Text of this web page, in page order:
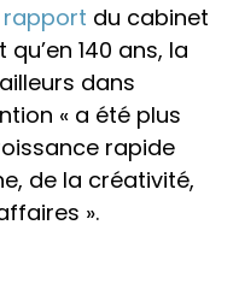
rapport du cabinet
140 ans, la
dans
« a été plus
rapide
de la créativité,
».